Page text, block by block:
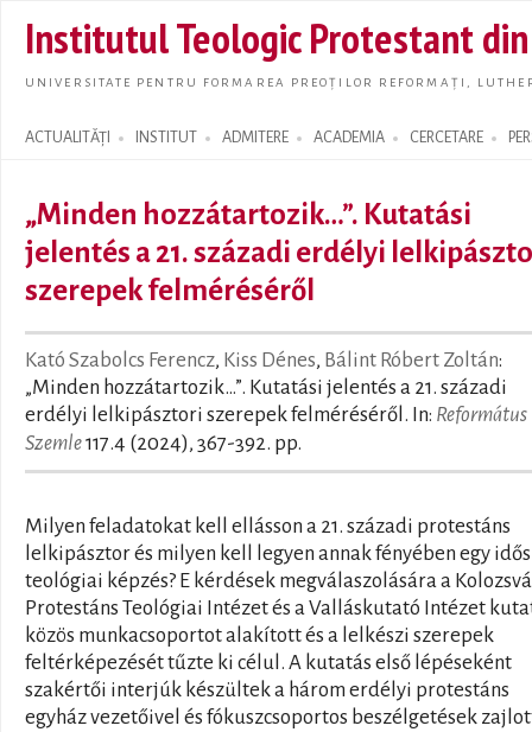
main
Institutul Teologic Protestant
UNIVERSITATE PENTRU FORMAREA PREOȚILOR REFORMAȚI,
ACTUALITĂȚI INSTITUT ADMITERE ACADEMIA CERCETARE
Search form
„Minden hozzátartozik…”. Kutatási
jelentés a 21. századi erdélyi
szerepek felméréséről
Kató Szabolcs Ferencz, Kiss Dénes, Bálint Róbert Zoltán:
„Minden hozzátartozik…”. Kutatási jelentés a 21. századi
erdélyi lelkipásztori szerepek felméréséről. In: Református
Szemle117.4 (2024), 367-392. pp.
Milyen feladatokat kell ellásson a 21. századi protestáns
lelkipásztor és milyen kell legyen annak fényében egy
teológiai képzés? E kérdések megválaszolására a
Protestáns Teológiai Intézet és a Valláskutató Intézet
közös munkacsoportot alakított és a lelkészi szerepek
feltérképezését tűzte ki célul. A kutatás első lépéseként
szakértői interjúk készültek a három erdélyi protestáns
egyház vezetőivel és fókuszcsoportos beszélgetések